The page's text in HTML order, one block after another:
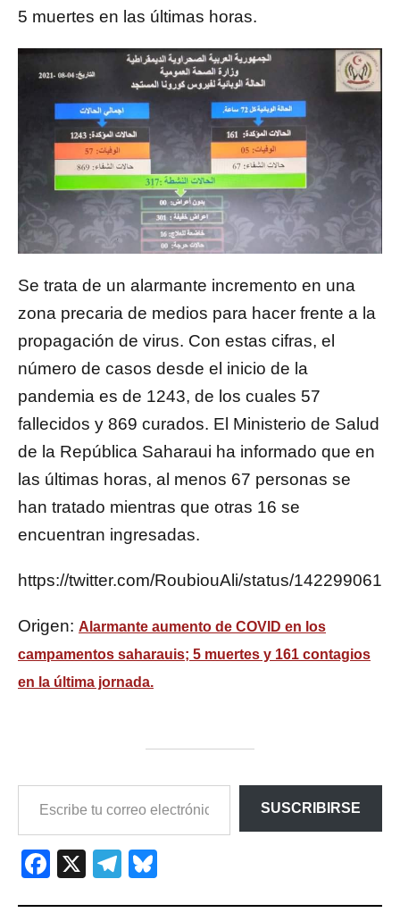
5 muertes en las últimas horas.
Se trata de un alarmante incremento en una
zona precaria de medios para hacer frente a la
propagación de virus. Con estas cifras, el
número de casos desde el inicio de la
pandemia es de 1243, de los cuales 57
fallecidos y 869 curados. El Ministerio de Salud
de la República Saharaui ha informado que en
las últimas horas, al menos 67 personas se
han tratado mientras que otras 16 se
encuentran ingresadas.
https://twitter.com/RoubiouAli/status/
Origen: Alarmante aumento de COVID en los
campamentos saharauis; 5 muertes y 161 contagios
en la última jornada.
SUSCRIBIRSE
Facebook
X Telegram